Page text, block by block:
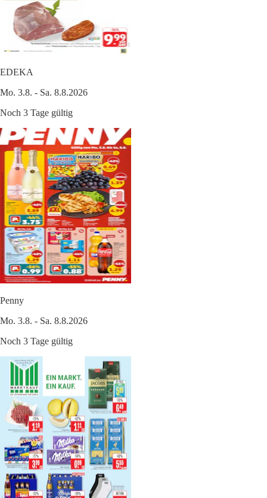
EDEKA
Mo. 3.8. - Sa. 8.8.2026
Noch 3 Tage gültig
Penny
Mo. 3.8. - Sa. 8.8.2026
Noch 3 Tage gültig